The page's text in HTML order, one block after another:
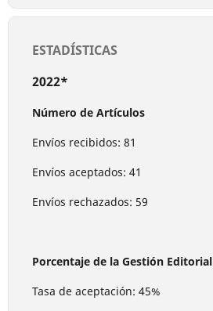
ESTADÍSTICAS
2022*
Número de Artículos
Envíos recibidos: 81
Envíos aceptados: 41
Envíos rechazados: 59
Porcentaje de la Gestión Editorial
Tasa de aceptación: 45%